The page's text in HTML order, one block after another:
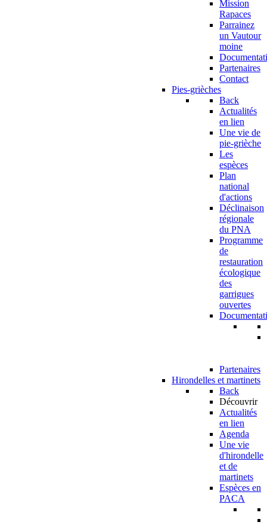
Mission
Rapaces
Parrainez
un Vautour
moine
Partenaires
Contact
Pies-grièches
Back
Actualités
en lien
Une vie de
pie-grièche
Les
espèces
Plan
national
d'actions
Déclinaison
régionale
du PNA
Programme
de
restauration
écologique
des
garrigues
ouvertes
Partenaires
Hirondelles et martinets
Back
Découvrir
Actualités
en lien
Agenda
Une vie
d'hirondelle
et de
martinets
Espèces en
PACA